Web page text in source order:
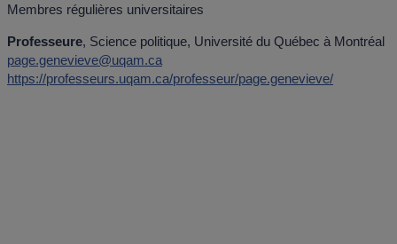
Membres régulières universitaires
Professeure, Science politique, Université du Québec à Montréal
page.genevieve@uqam.ca
https://professeurs.uqam.ca/professeur/page.genevieve/